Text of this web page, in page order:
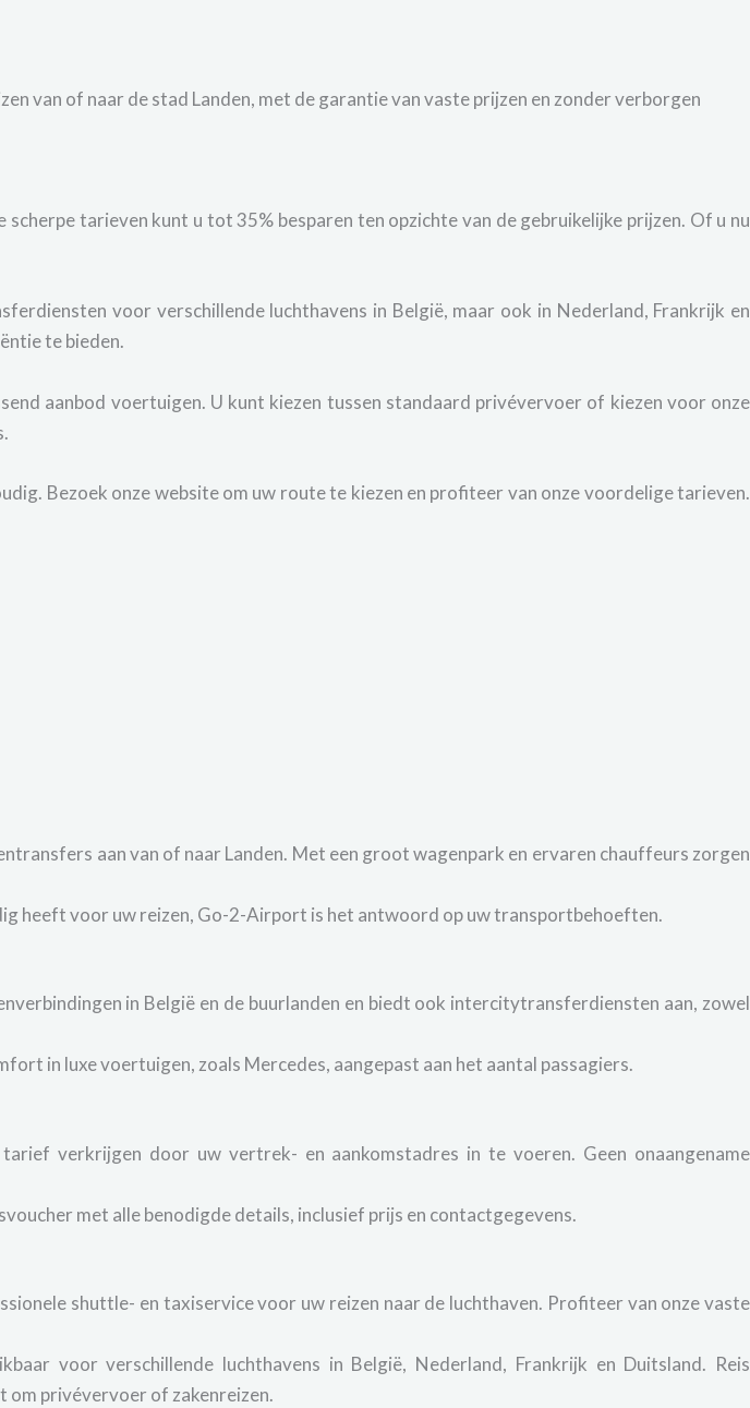
van of naar de stad Landen, met de garantie van vaste prijzen en zonder verborgen
tarieven kunt u tot 35% besparen ten opzichte van de gebruikelijke prijzen. Of u nu
voor verschillende luchthavens in België, maar ook in Nederland, Frankrijk en
te bieden.
aanbod voertuigen. U kunt kiezen tussen standaard privévervoer of kiezen voor onze
Bezoek onze website om uw route te kiezen en profiteer van onze voordelige tarieven.
aan van of naar Landen. Met een groot wagenpark en ervaren chauffeurs zorgen
heeft voor uw reizen, Go-2-Airport is het antwoord op uw transportbehoeften.
in België en de buurlanden en biedt ook intercitytransferdiensten aan, zowel
in luxe voertuigen, zoals Mercedes, aangepast aan het aantal passagiers.
verkrijgen door uw vertrek- en aankomstadres in te voeren. Geen onaangename
met alle benodigde details, inclusief prijs en contactgegevens.
shuttle- en taxiservice voor uw reizen naar de luchthaven. Profiteer van onze vaste
voor verschillende luchthavens in België, Nederland, Frankrijk en Duitsland. Reis
om privévervoer of zakenreizen.